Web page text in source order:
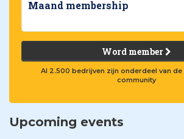
Maand membership
Word member
Al 2.500 bedrijven zijn onderdeel van
community
Upcoming events